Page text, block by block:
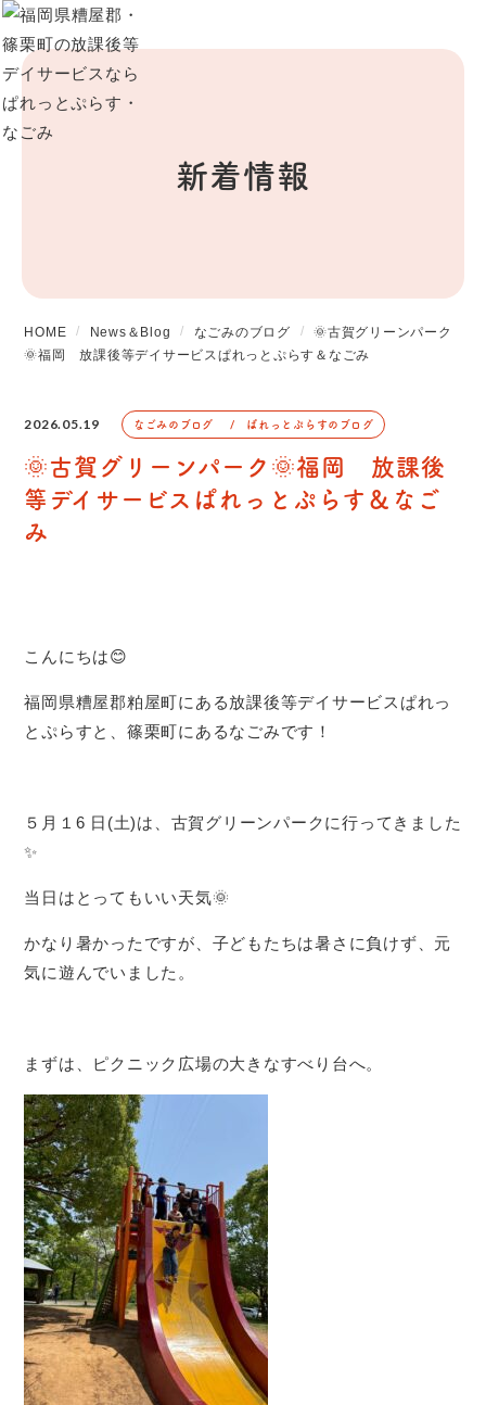
新着情報
HOME News＆Blog なごみのブログ
🌞古賀グリーンパーク
🌞福岡 放課後等デイサービスぱれっとぷらす＆なごみ
2026.05.19 なごみのブログ ぱれっとぷらすのブログ
🌞古賀グリーンパーク🌞福岡 放課後
等デイサービスぱれっとぷらす＆なご
み
こんにちは😊
福岡県糟屋郡粕屋町にある放課後等デイサービスぱれっ
とぷらすと、篠栗町にあるなごみです！
５月１6 日(土)は、古賀グリーンパークに行ってきました
✨
当日はとってもいい天気🌞
かなり暑かったですが、子どもたちは暑さに負けず、元
気に遊んでいました。
まずは、ピクニック広場の大きなすべり台へ。